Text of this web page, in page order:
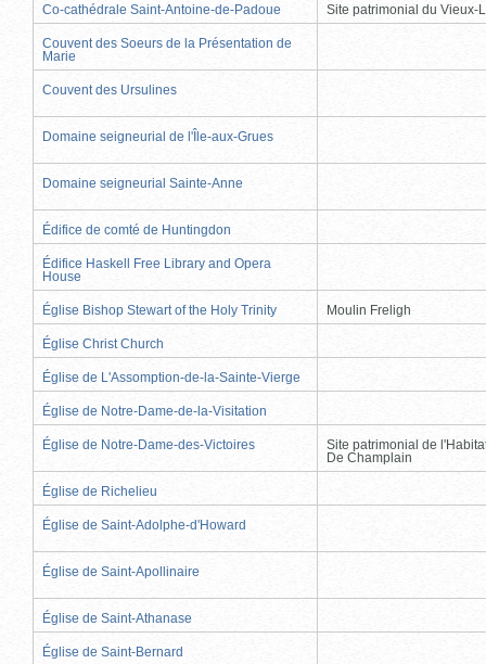
Co-cathédrale Saint-Antoine-de-Padoue Site patrimonial du Vieux-
Couvent des Soeurs de la Présentation de
Marie
Couvent des Ursulines
Domaine seigneurial de l'Île-aux-Grues
Domaine seigneurial Sainte-Anne
Édifice de comté de Huntingdon
Édifice Haskell Free Library and Opera
House
Église Bishop Stewart of the Holy Trinity Moulin Freligh
Église Christ Church
Église de L'Assomption-de-la-Sainte-Vierge
Église de Notre-Dame-de-la-Visitation
Église de Notre-Dame-des-Victoires
Site patrimonial de
De Champlain
Église de Richelieu
Église de Saint-Adolphe-d'Howard
Église de Saint-Apollinaire
Église de Saint-Athanase
Église de Saint-Bernard